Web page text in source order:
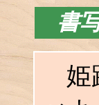
書
姫